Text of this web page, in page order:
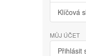
Klíčová
MŮJ ÚČET
Přihlásit